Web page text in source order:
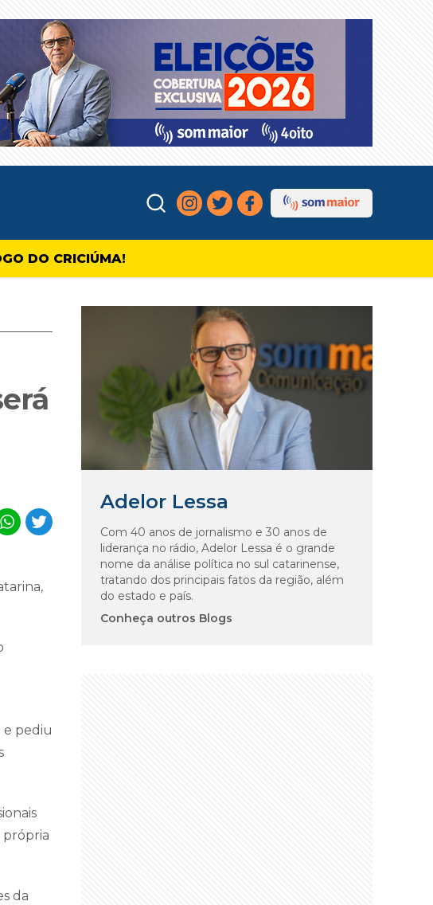
DO CRICIÚMA!
e pediu
própria
da
Adelor Lessa
Com 40 anos de jornalismo e 30 anos de
liderança no rádio, Adelor Lessa é o grande
nome da análise política no sul catarinense,
tratando dos principais fatos da região, além
do estado e país.
Conheça outros Blogs